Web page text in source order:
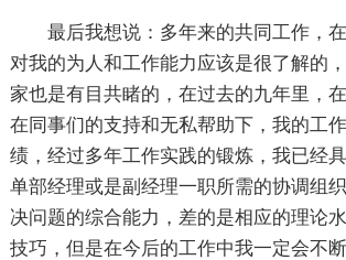
最后我想说：多年来的共同工作，在
对我的为人和工作能力应该是很了解的
家也是有目共睹的，在过去的九年里，
在同事们的支持和无私帮助下，我的工
绩，经过多年工作实践的锻炼，我已经
单部经理或是副经理一职所需的协调组
决问题的综合能力，差的是相应的理论
技巧，但是在今后的工作中我一定会不